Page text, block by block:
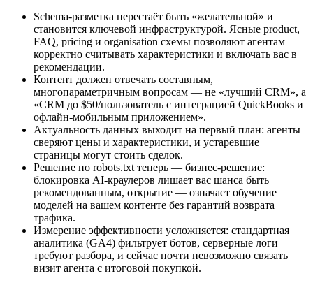
Schema‑разметка перестаёт быть «желательной» и
становится ключевой инфраструктурой. Ясные product,
FAQ, pricing и organisation схемы позволяют агентам
корректно считывать характеристики и включать вас в
рекомендации.
Контент должен отвечать составным,
многопараметричным вопросам — не «лучший CRM», а
«CRM до $50/пользователь с интеграцией QuickBooks и
офлайн‑мобильным приложением».
Актуальность данных выходит на первый план: агенты
сверяют цены и характеристики, и устаревшие
страницы могут стоить сделок.
Решение по robots.txt теперь — бизнес‑решение:
блокировка AI‑краулеров лишает вас шанса быть
рекомендованным, открытие — означает обучение
моделей на вашем контенте без гарантий возврата
трафика.
Измерение эффективности усложняется: стандартная
аналитика (GA4) фильтрует ботов, серверные логи
требуют разбора, и сейчас почти невозможно связать
визит агента с итоговой покупкой.